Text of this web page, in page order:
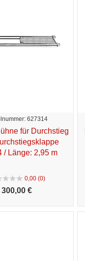
627314
für Durchstieg
/ Länge: 2,95 m
0,00 (0)
300,00 €